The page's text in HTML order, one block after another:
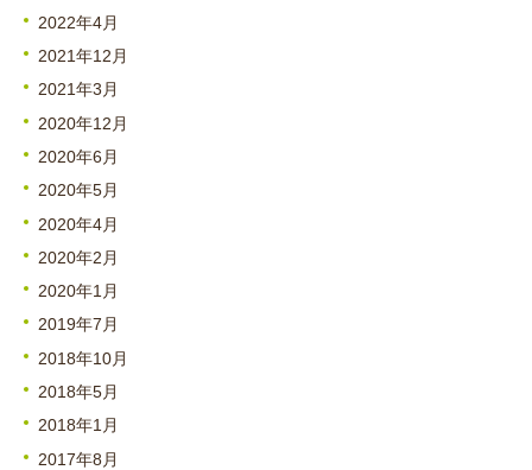
2022年4月
2021年12月
2021年3月
2020年12月
2020年6月
2020年5月
2020年4月
2020年2月
2020年1月
2019年7月
2018年10月
2018年5月
2018年1月
2017年8月